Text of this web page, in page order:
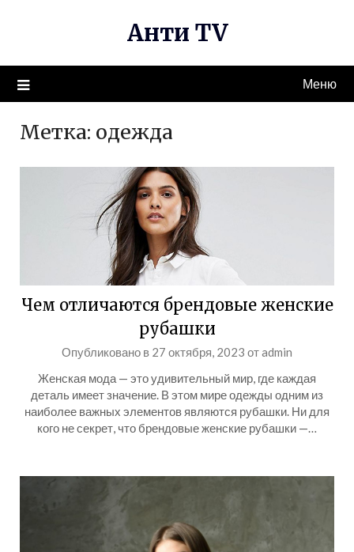
Анти TV
Меню
Метка: одежда
Чем отличаются брендовые женские
рубашки
Опубликовано в 27 октября, 2023 отadmin
Женская мода — это удивительный мир, где каждая
деталь имеет значение. В этом мире одежды одним из
наиболее важных элементов являются рубашки. Ни для
кого не секрет, что брендовые женские рубашки —…